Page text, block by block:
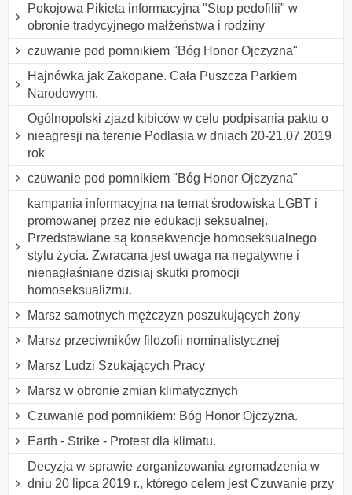
Pokojowa Pikieta informacyjna "Stop pedofilii" w
obronie tradycyjnego małżeństwa i rodziny
czuwanie pod pomnikiem "Bóg Honor Ojczyzna"
Hajnówka jak Zakopane. Cała Puszcza Parkiem
Narodowym.
Ogólnopolski zjazd kibiców w celu podpisania paktu o
nieagresji na terenie Podlasia w dniach 20-21.07.2019
rok
czuwanie pod pomnikiem "Bóg Honor Ojczyzna"
kampania informacyjna na temat środowiska LGBT i
promowanej przez nie edukacji seksualnej.
Przedstawiane są konsekwencje homoseksualnego
stylu życia. Zwracana jest uwaga na negatywne i
nienagłaśniane dzisiaj skutki promocji
homoseksualizmu.
Marsz samotnych mężczyzn poszukujących żony
Marsz przeciwników filozofii nominalistycznej
Marsz Ludzi Szukających Pracy
Marsz w obronie zmian klimatycznych
Czuwanie pod pomnikiem: Bóg Honor Ojczyzna.
Earth - Strike - Protest dla klimatu.
Decyzja w sprawie zorganizowania zgromadzenia w
dniu 20 lipca 2019 r., którego celem jest Czuwanie przy